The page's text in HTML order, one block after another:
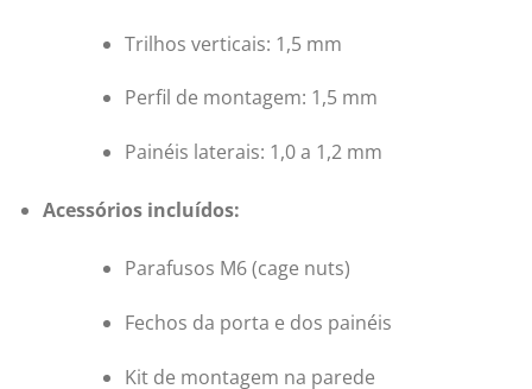
Trilhos verticais: 1,5 mm
Perfil de montagem: 1,5 mm
Painéis laterais: 1,0 a 1,2 mm
Acessórios incluídos:
Parafusos M6 (cage nuts)
Fechos da porta e dos painéis
Kit de montagem na parede